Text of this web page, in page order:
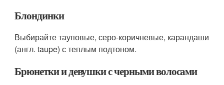
Блондинки
Выбирайте тауповые, серо-коричневые, карандаши
(англ. taupe) с теплым подтоном.
Брюнетки и девушки с черными волосами